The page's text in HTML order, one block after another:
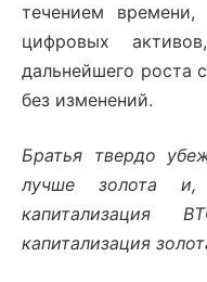
течением
цифровых
дальнейшего роста
без изменений.
Братья твердо
лучше золота и,
капитализация
капитализация